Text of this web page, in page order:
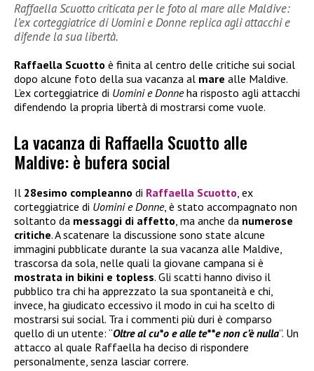
Raffaella Scuotto criticata per le foto al mare alle Maldive:
l’ex corteggiatrice di Uomini e Donne replica agli attacchi e
difende la sua libertà.
Raffaella Scuotto è finita al centro delle critiche sui social
dopo alcune foto della sua vacanza al mare alle Maldive.
L’ex corteggiatrice di Uomini e Donneha risposto agli attacchi
difendendo la propria libertà di mostrarsi come vuole.
La vacanza di Raffaella Scuotto alle
Maldive: è bufera social
Il 28esimo compleanno di Raffaella Scuotto, ex
corteggiatrice di Uomini e Donne, è stato accompagnato non
soltanto da messaggi di affetto, ma anche da numerose
critiche. A scatenare la discussione sono state alcune
immagini pubblicate durante la sua vacanza alle Maldive,
trascorsa da sola, nelle quali la giovane campana si è
mostrata in bikini e topless. Gli scatti hanno diviso il
pubblico tra chi ha apprezzato la sua spontaneità e chi,
invece, ha giudicato eccessivo il modo in cui ha scelto di
mostrarsi sui social. Tra i commenti più duri è comparso
quello di un utente: “Oltre al cu*o e alle te**e non c’è nulla”. Un
attacco al quale Raffaella ha deciso di rispondere
personalmente, senza lasciar correre.